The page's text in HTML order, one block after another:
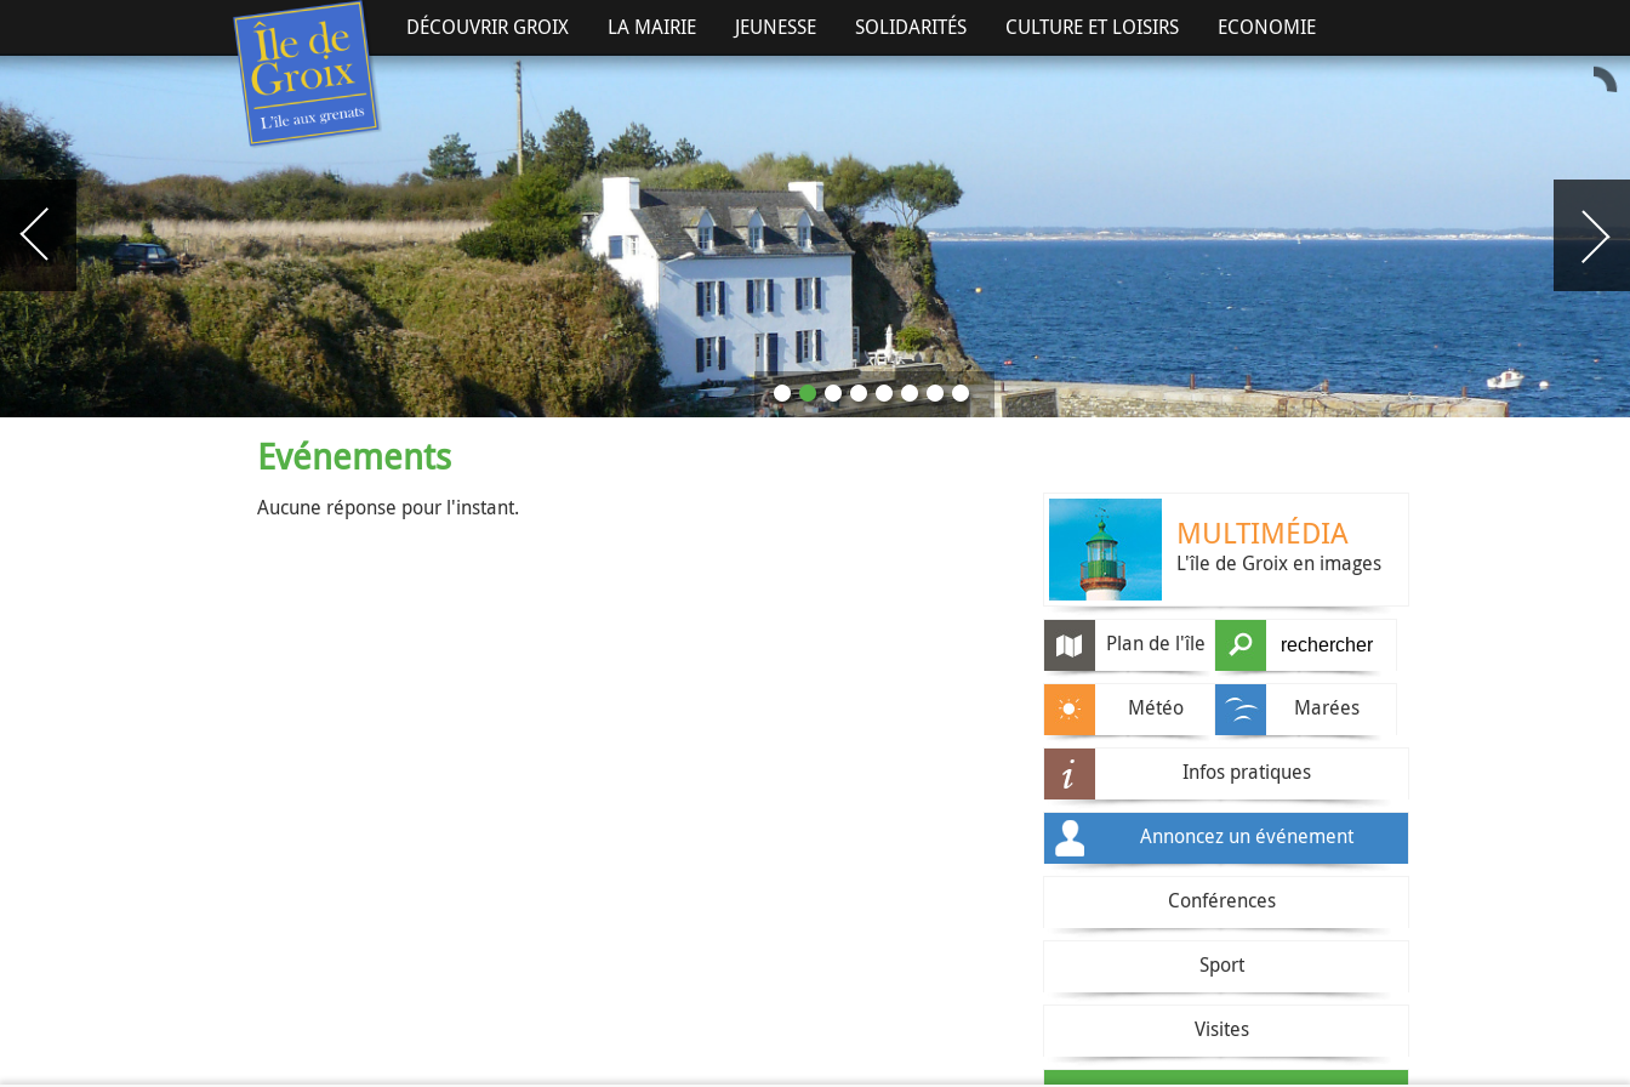
DÉCOUVRIR GROIX LA MAIRIE JEUNESSE SOLIDARITÉS CULTURE ET LOISIRS ECONOMIE
MULTIMÉDIA
L'île de Groix en images
Plan de l'île
Météo Marées
Infos pratiques
Annoncez un événement
Conférences
Sport
Visites
Evénements
Aucune réponse pour l'instant.